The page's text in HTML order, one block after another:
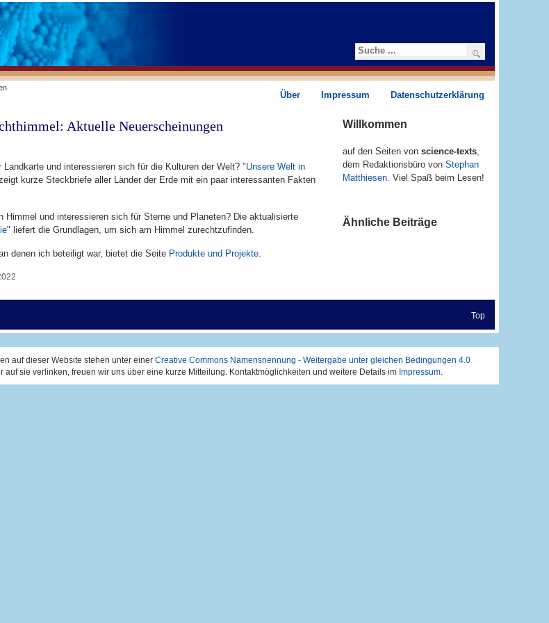
Über Impressum Datenschutzerklärung
Aktuelle Neuerscheinungen
und interessieren sich für die Kulturen der Welt? "Unsere Welt in
kurze Steckbriefe aller Länder der Erde mit ein paar interessanten Fakten
Himmel und interessieren sich für Sterne und Planeten? Die aktualisierte
" liefert die Grundlagen, um sich am Himmel zurechtzufinden.
denen ich beteiligt war, bietet die Seite Produkte und Projekte.
Willkommen
auf den Seiten von science-texts
dem Redaktions­­büro von Stephan
Matthiesen . Viel Spaß beim Lesen!
Ähnliche Beiträge
Top
auf dieser Website stehen unter einer Creative Commons Namensnennung - Weitergabe unter gleichen Bedingungen 4.0
auf sie verlinken, freuen wir uns über eine kurze Mitteilung. Kontaktmöglichkeiten und weitere Details im Impressum